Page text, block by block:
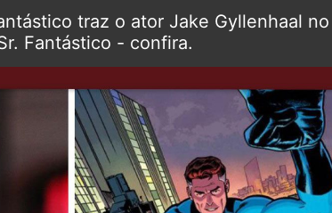
traz o ator Jake Gyllenhaal no
Fantástico - confira.